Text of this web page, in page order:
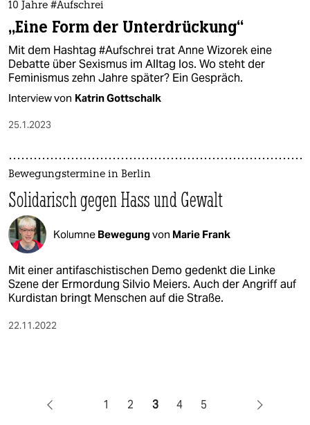
10 Jahre #Aufschrei
„Eine Form der Unterdrückung“
Mit dem Hashtag #Aufschrei trat Anne Wizorek eine
Debatte über Sexismus im Alltag los. Wo steht der
Feminismus zehn Jahre später? Ein Gespräch.
Interview von Katrin Gottschalk
25.1.2023
Bewegungstermine in Berlin
Solidarisch gegen Hass und Gewalt​
Kolumne Bewegungvon Marie Frank
Mit einer antifaschistischen Demo gedenkt die Linke
Szene der Ermordung Silvio Meiers. Auch der Angriff auf
Kurdistan bringt Menschen auf die Straße.
22.11.2022
1 2 3 4 5